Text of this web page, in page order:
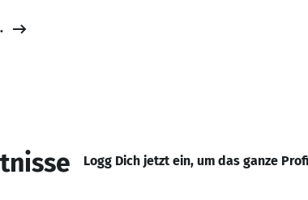
Logg Dich jetzt ein, um das ganze